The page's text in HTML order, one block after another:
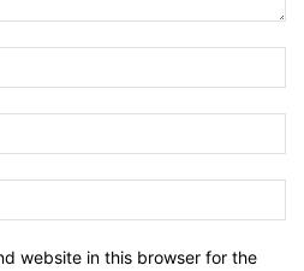
website in this browser for the